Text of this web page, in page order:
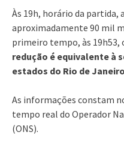
Às 19h, horário da partida,
aproximadamente 90 mil
primeiro tempo, às 19h53,
redução é equivalente à
estados do Rio de
As informações constam
tempo real do Operador
(ONS).